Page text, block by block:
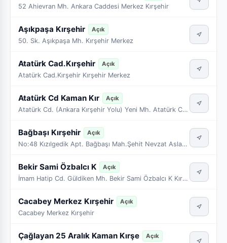
52 Ahievran Mh. Ankara Caddesi Merkez Kırşehir
Aşıkpaşa Kırşehir Açık
50. Sk. Aşıkpaşa Mh. Kırşehir Merkez
Atatürk Cad.Kırşehir Açık
Atatürk Cad.Kırşehir Kırşehir Merkez
Atatürk Cd Kaman Kır Açık
Atatürk Cd. (Ankara Kırşehir Yolu) Yeni Mh. Atatürk Cd Kaman Kır
Bağbaşı Kırşehir Açık
No:48 Kızılgedik Apt. Bağbaşı Mah.Şehit Nevzat Aslan Blv. Kırşehir Merkez
Bekir Sami Özbalcı K Açık
İmam Hatip Cd. Güldiken Mh. Bekir Sami Özbalcı K Kırşehir Merkez
Cacabey Merkez Kırşehir Açık
Cacabey Merkez Kırşehir
Çağlayan 25 Aralık Kaman Kırşe Açık